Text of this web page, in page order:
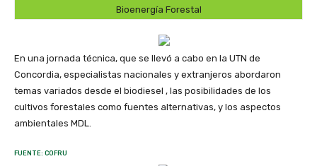
Bioenergía Forestal
En una jornada técnica, que se llevó a cabo en la UTN de
Concordia, especialistas nacionales y extranjeros abordaron
temas variados desde el biodiesel , las posibilidades de los
cultivos forestales como fuentes alternativas, y los aspectos
ambientales MDL.
FUENTE: COFRU